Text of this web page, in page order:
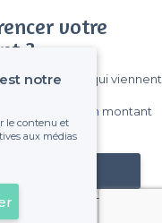
votre
?
de visiteurs qui viennent
vous payez un montant
la facture.
notre
le contenu et
aux médias